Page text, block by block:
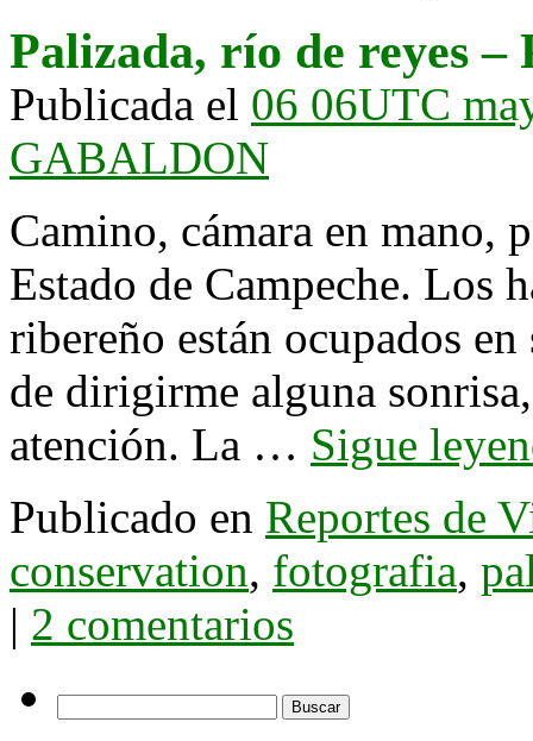
Palizada, río de reyes
Publicada el 06 06UTC
GABALDON
Camino, cámara en mano,
Estado de Campeche. Los
ribereño están ocupados
de dirigirme alguna
atención. La … Sigue
Publicado en Reportes de
conservation, fotografia,
| 2 comentarios